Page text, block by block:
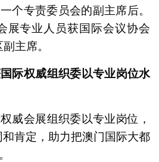
个专责委员会的副主席后。
展专业人员获国际会议协会
主席。
际权威组织委以专业岗位水
威会展组织委以专业岗位，
肯定，助力把澳门国际大都